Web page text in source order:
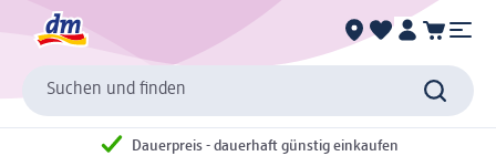
Suchen und finden
Dauerpreis - dauerhaft günstig einkaufen